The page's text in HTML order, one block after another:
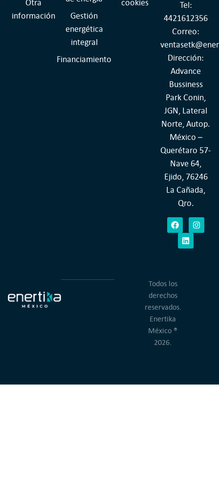
Otra
información
Gestión
energética
integral
Financiamiento
cookies
Tel:
4421612356
Correo:
Dirección:
Advance
Bussiness
Park Conin,
JGN, Lateral
Norte, Autop.
México –
Querétaro 57-
Nave 64,
Ejido, 76246
La Cañada,
Qro.
Todos los
derechos
reservados.
Enertika
México ®
2026.